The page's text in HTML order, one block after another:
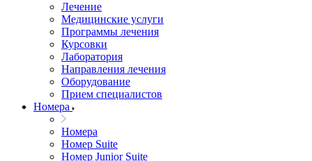
Лечение
Медицинские услуги
Программы лечения
Курсовки
Лаборатория
Направления лечения
Оборудование
Прием специалистов
Номера
Номера
Номер Suite
Номер Junior Suite